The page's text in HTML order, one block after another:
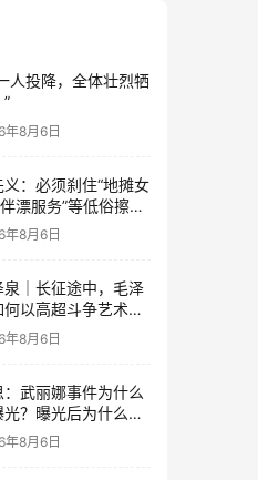
人投降，全体壮烈牺
年8月6日
义：必须刹住“地摊女
伴漂服务”等低俗擦边
的蔓延
年8月6日
泉｜长征途中，毛泽
何以高超斗争艺术开
内思想斗争？
年8月6日
：武丽娜事件为什么
光？曝光后为什么能
被报道？
年8月6日